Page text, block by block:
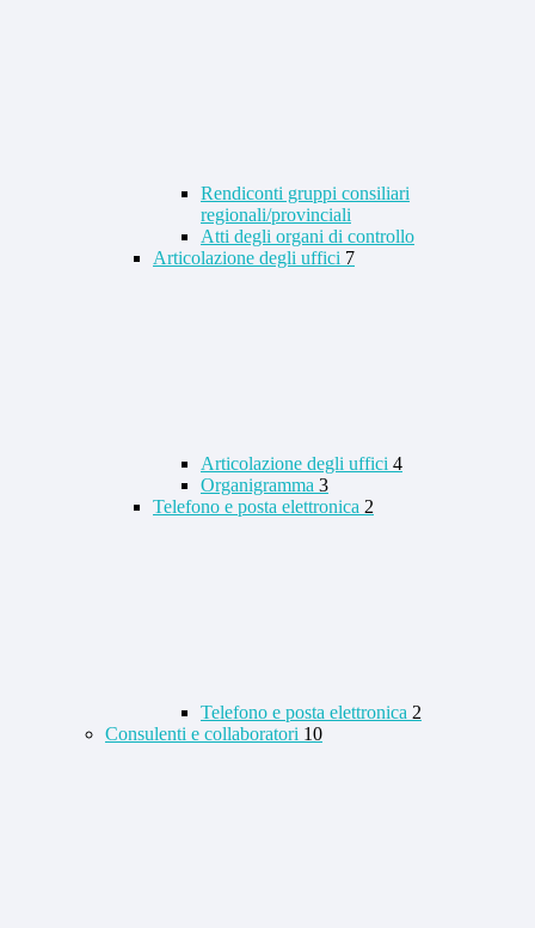
Rendiconti gruppi consiliari
regionali/provinciali
Atti degli organi di controllo
Articolazione degli uffici 7
Articolazione degli uffici 4
Organigramma 3
Telefono e posta elettronica 2
Telefono e posta elettronica 2
Consulenti e collaboratori 10